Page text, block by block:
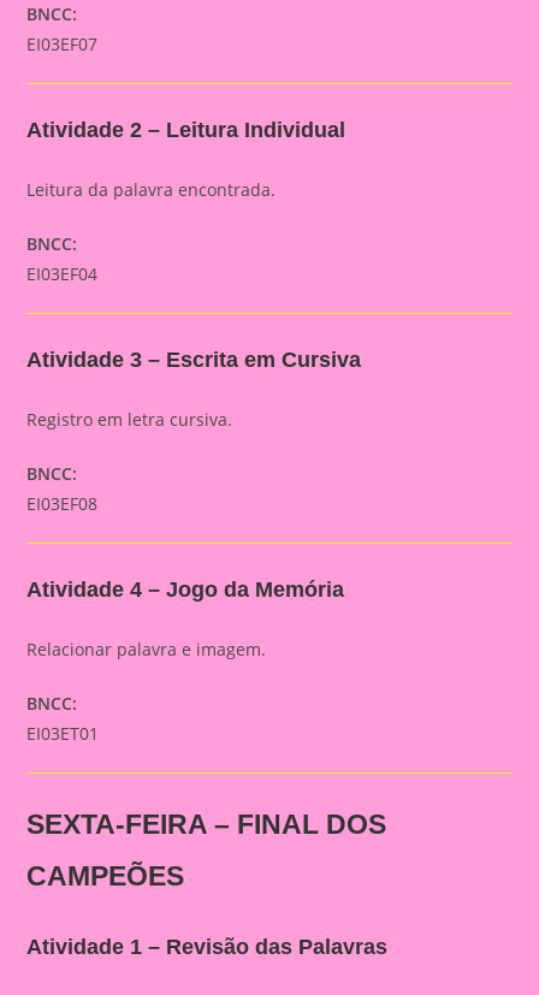
BNCC:
EI03EF07
Atividade 2 – Leitura Individual
Leitura da palavra encontrada.
BNCC:
EI03EF04
Atividade 3 – Escrita em Cursiva
Registro em letra cursiva.
BNCC:
EI03EF08
Atividade 4 – Jogo da Memória
Relacionar palavra e imagem.
BNCC:
EI03ET01
SEXTA-FEIRA – FINAL DOS
CAMPEÕES
Atividade 1 – Revisão das Palavras